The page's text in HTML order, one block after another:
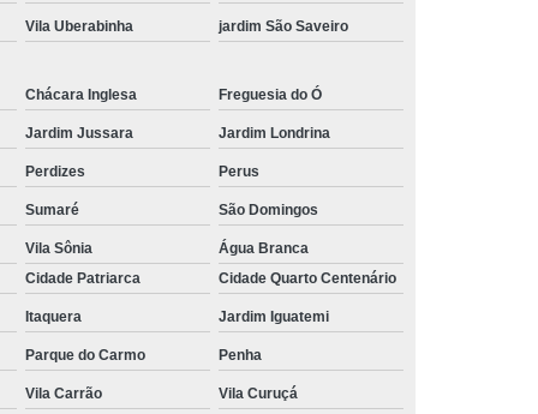
Vila Uberabinha jardim São Saveiro
Chácara Inglesa Freguesia do Ó
Jardim Jussara Jardim Londrina
Perdizes Perus
Sumaré São Domingos
Vila Sônia
Água Branca
Cidade Patriarca Cidade Quarto Centenário
Itaquera Jardim Iguatemi
Parque do Carmo Penha
Vila Carrão Vila Curuçá